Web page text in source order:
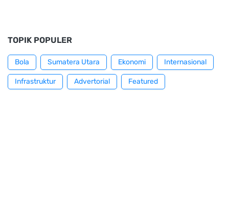
TOPIK POPULER
Bola Sumatera Utara Ekonomi Internasional
Infrastruktur Advertorial Featured